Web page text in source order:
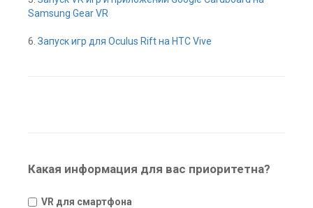
Samsung Gear VR
6. Запуск игр для Oculus Rift на HTC Vive
Какая информация для вас приоритетна?
VR для смартфона